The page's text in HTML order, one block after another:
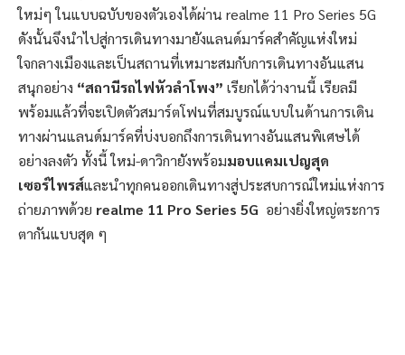
ใหม่ๆ ในแบบฉบับของตัวเองได้ผ่าน realme 11 Pro Series 5G
ดังนั้นจึงนำไปสู่การเดินทางมายังแลนด์มาร์คสำคัญแห่งใหม่
ใจกลางเมืองและเป็นสถานที่เหมาะสมกับการเดินทางอันแสน
สนุกอย่าง “สถานีรถไฟหัวลำโพง” เรียกได้ว่างานนี้ เรียลมี
พร้อมแล้วที่จะเปิดตัวสมาร์ตโฟนที่สมบูรณ์แบบในด้านการเดิน
ทางผ่านแลนด์มาร์คที่บ่งบอกถึงการเดินทางอันแสนพิเศษได้
อย่างลงตัว ทั้งนี้ ใหม่-ดาวิกายังพร้อมมอบแคมเปญสุด
เซอร์ไพรส์และนำทุกคนออกเดินทางสู่ประสบการณ์ใหม่แห่งการ
ถ่ายภาพด้วย realme 11 Pro Series 5G อย่างยิ่งใหญ่ตระการ
ตากันแบบสุด ๆ